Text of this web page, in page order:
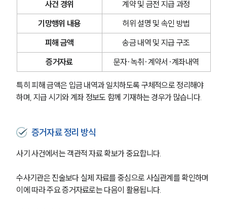
사건 경위
계약 및 금전 지급 과정
기망행위 내용
허위 설명 및 속인 방법
피해 금액
송금 내역 및 지급 구조
증거자료
문자·녹취·계약서·계좌내역
특히 피해 금액은 입금 내역과 일치하도록 구체적으로 정리해야
하며, 지급 시기와 계좌 정보도 함께 기재하는 경우가 많습니다.
증거자료 정리 방식
사기 사건에서는 객관적 자료 확보가 중요합니다.
수사기관은 진술보다 실제 자료를 중심으로 사실관계를 확인하며
이에 따라 주요 증거자료로는 다음이 활용됩니다.